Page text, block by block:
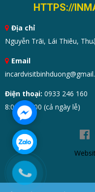
HTTPS://
Địa chỉ
Nguyễn Trãi, Lái Thiêu,
Email
Điện thoại: 0933 246 160
8:00 - 19:00 (cả ngày lễ)